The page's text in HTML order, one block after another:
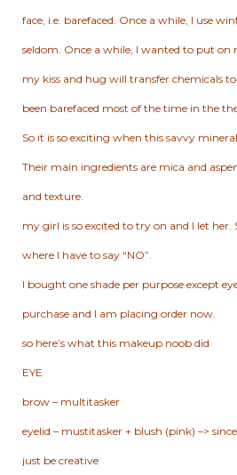
face, i.e. barefaced. Once a while, I use
seldom. Once a while, I wanted to put
my kiss and hug will transfer chemicals
been barefaced most of the time in the
So it is so exciting when this savvy
Their main ingredients are mica and
and texture.
my girl is so excited to try on and I let her.
where I have to say “NO”.
I bought one shade per purpose except
purchase and I am placing order now.
so here’s what this makeup noob did
EYE
brow – multitasker
eyelid – mustitasker + blush (pink) –>
just be creative